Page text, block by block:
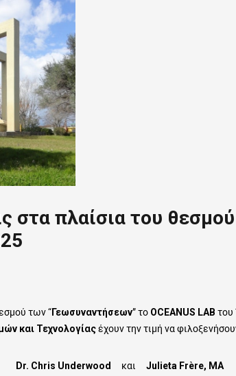
στα πλαίσια του
των “Γεωσυναντήσεων”το OCEANUS LAB του
και Τεχνολογίαςέχουν την τιμή να
Dr. Chris Underwood και
Julieta Frère, MA